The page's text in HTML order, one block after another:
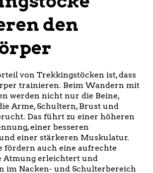
den
von Trekkingstöcken ist, dass
trainieren. Beim Wandern mit
werden nicht nur die Beine,
Arme, Schultern, Brust und
Das führt zu einer höheren
einer besseren
einer stärkeren Muskulatur.
fördern auch eine aufrechte
Atmung erleichtert und
im Nacken- und Schulterbereich